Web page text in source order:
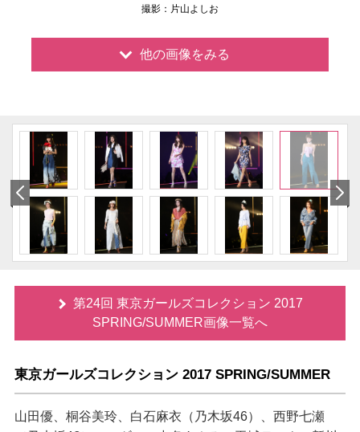
撮影：片山よしお
他の画像をみる
第24回 東京ガールズコレクション 2017
SPRING/SUMMER画像一覧へ
東京ガールズコレクション 2017 SPRING/SUMMER
山田優、桐谷美玲、白石麻衣（乃木坂46）、西野七瀬